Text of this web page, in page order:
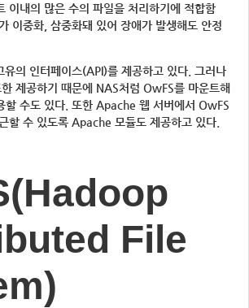
이내의 많은 수의 파일을 처리하기에 적합함
이중화, 삼중화돼 있어 장애가 발생해도 안정
의 인터페이스(API)를 제공하고 있다. 그러나
제공하기 때문에 NAS처럼 OwFS를 마운트해
할 수도 있다. 또한 Apache 웹 서버에서 OwFS
할 수 있도록 Apache 모듈도 제공하고 있다.
File